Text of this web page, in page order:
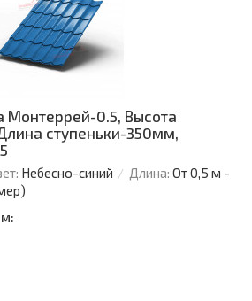
Монтеррей-0.5, Высота
ступеньки-350мм,
Небесно-синий Длина: От 0,5 м -